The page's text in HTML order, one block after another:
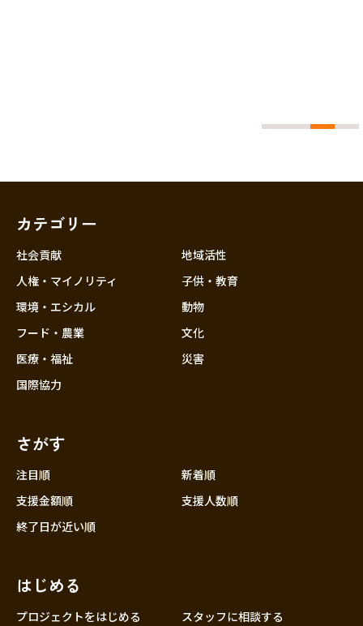
カテゴリー
社会貢献
人権・マイノリティ
環境・エシカル
フード・農業
医療・福祉
国際協力
地域活性
子供・教育
動物
文化
災害
さがす
注目順
新着順
支援金額順
支援人数順
終了日が近い順
はじめる
プロジェクトをはじめる
スタッフに相談する